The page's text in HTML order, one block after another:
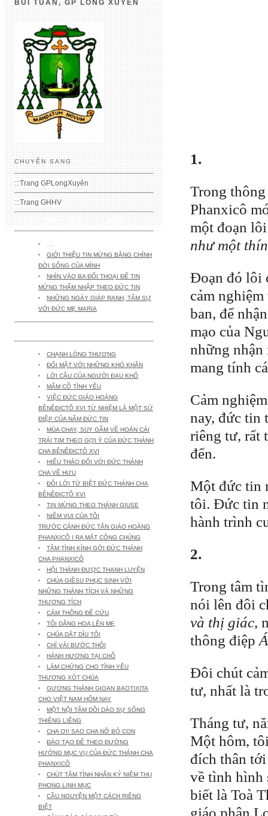
BÙI TUẦN, GP LONG XUYÊN
CHUYỂN SANG
:::Trang GPLongXuyên
:::Trang GHHV
THAO THỨC (13) -2012-
GIỚI THIỆU TIN MỪNG BẰNG CHÍNH
ĐỜI SỐNG CỦA MÌNH
NHÌN VÀO BA ĐỐI THOẠI ĐỂ TIN
MỪNG THẤM NHẬP THEO ĐỨC TIN
NHỮNG NGÀY GIÁP RANH, TÂM SỰ
VỚI ĐỨC MẸ MARIA
CHẠNH LÒNG THƯƠNG
ĐỐI MẶT VỚI NHỮNG KHÓ KHĂN
LỜI CẦU CỦA NGƯỜI ĐAU KHỔ
MÂM CỖ TÌNH YÊU
VIỆC ĐỨC GIÁO HOÀNG
BÊNÊĐICTÔ XVI TỪ NHIỆM LÀ MỘT SỨ
ĐIỆP CỦA NĂM ĐỨC TIN
MÙA CHAY, SUY GẪM VỀ HOÁN CẢI
TRÁI TIM THEO GỢI Ý CỦA ĐỨC THÁNH
CHA BÊNÊĐICTÔ XVI
HIẾU THẢO ĐỐI VỚI ĐỨC THÁNH
CHA VỀ HƯU
ĐÔI LỜI TỪ BIỆT ĐỨC THÁNH CHA
BÊNÊĐICTÔ XVI
TIN MỪNG THEO THÁNH GIUSE
NIỀM VUI CỦA TÔI
TRƯỚC CẢNH ĐỨC TÂN GIÁO HOÀNG
PHANXICÔ I RA MẮT CÔNG CHÚNG
TÂM TÌNH KÍNH GỞI ĐỨC THÁNH
CHA PHANXICÔ
HỘI THÁNH ĐƯỢC THANH LUYỆN
CHÚA GIÊSU PHỤC SINH VỚI
NHỮNG THÀNH TÍCH VÀ NHỮNG
THƯƠNG TÍCH
CẢM THÔNG ĐỂ CỨU
TÔI DÂNG HOA LÊN MẸ
CHÚA DẮT DÌU TÔI
CHỈ VÀI BƯỚC THÔI
HÀNH HƯƠNG TẠI CHỖ
LÀM CHỨNG CHO TÌNH YÊU
THƯƠNG XÓT CHÚA
GƯƠNG THÁNH GIOAN BAOTIXITA
CHO VIỆT NAM HÔM NAY
MỘT NỘI TÂM DỒI DÀO SỰ SỐNG
THIÊNG LIÊNG
CHA ƠI! SAO CHA NỠ BỎ CON
ĐÀO TẠO ĐỂ THEO ĐƯỜNG
HƯỚNG MỤC VỤ CỦA ĐỨC THÁNH CHA
PHANXICÔ
CHÚT TÂM TÌNH NHÂN KỶ NIỆM THỤ
PHONG LINH MỤC
CẦU NGUYỆN MỘT CÁCH RIÊNG
BIỆT
1.
Trong
Phanxicô
một đoạn
như một
Đoạn đó lôi
cảm
ban, để
mạo của
những nhận
mang tính
Cảm
nay, đức tin
riêng tư, rất
đến.
Một đức tin
tôi. Đức tin
hành trình
2.
Trong tâm
nói lên đôi
và thị giác,
thông điệp
Đôi chút
tư, nhất là
Tháng tư,
Một hôm,
đích thân
về tình hình
biết là Toà
giáo phận